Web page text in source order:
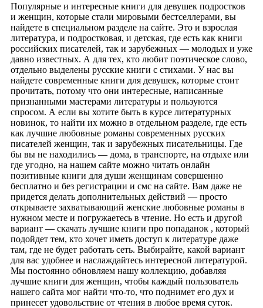
Популярные и интересные книги для девушек подростков
и женщин, которые стали мировыми бестселлерами, вы
найдете в специальном разделе на сайте. Это и взрослая
литература, и подростковая, и детская, где есть как книги
российских писателей, так и зарубежных — молодых и уже
давно известных. А для тех, кто любит поэтическое слово,
отдельно выделены русские книги с стихами. У нас вы
найдете современные книги для девушек, которые стоит
прочитать, потому что они интересные, написанные
признанными мастерами литературы и пользуются
спросом. А если вы хотите быть в курсе литературных
новинок, то найти их можно в отдельном разделе, где есть
как лучшие любовные романы современных русских
писателей женщин, так и зарубежных писательницы. Где
бы вы не находились — дома, в транспорте, на отдыхе или
где угодно, на нашем сайте можно читать онлайн
позитивные книги для души женщинам совершенно
бесплатно и без регистрации и смс на сайте. Вам даже не
придется делать дополнительных действий — просто
открываете захватывающий женские любовные романы в
нужном месте и погружаетесь в чтение. Но есть и другой
вариант — скачать лучшие книги про попаданок , который
подойдет тем, кто хочет иметь доступ к литературе даже
там, где не будет работать сеть. Выбирайте, какой вариант
для вас удобнее и наслаждайтесь интересной литературой.
Мы постоянно обновляем нашу коллекцию, добавляя
лучшие книги для женщин, чтобы каждый пользователь
нашего сайта мог найти что-то, что поднимет его дух и
принесет удовольствие от чтения в любое время суток.